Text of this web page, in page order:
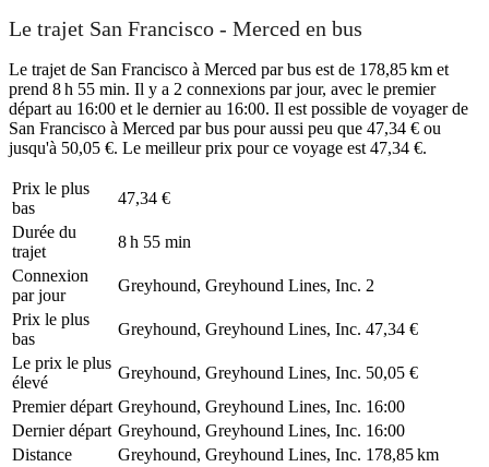
Le trajet San Francisco - Merced en bus
Le trajet de San Francisco à Merced par bus est de 178,85 km et
prend 8 h 55 min. Il y a 2 connexions par jour, avec le premier
départ au 16:00 et le dernier au 16:00. Il est possible de voyager de
San Francisco à Merced par bus pour aussi peu que 47,34 € ou
jusqu'à 50,05 €. Le meilleur prix pour ce voyage est 47,34 €.
Prix ​​le plus
bas
47,34 €
Durée du
trajet
8 h 55 min
Connexion
par jour
Greyhound, Greyhound Lines, Inc. 2
Prix ​​le plus
bas
Greyhound, Greyhound Lines, Inc. 47,34 €
Le prix le plus
élevé
Greyhound, Greyhound Lines, Inc. 50,05 €
Premier départ Greyhound, Greyhound Lines, Inc. 16:00
Dernier départ Greyhound, Greyhound Lines, Inc. 16:00
Distance
Greyhound, Greyhound Lines, Inc. 178,85 km